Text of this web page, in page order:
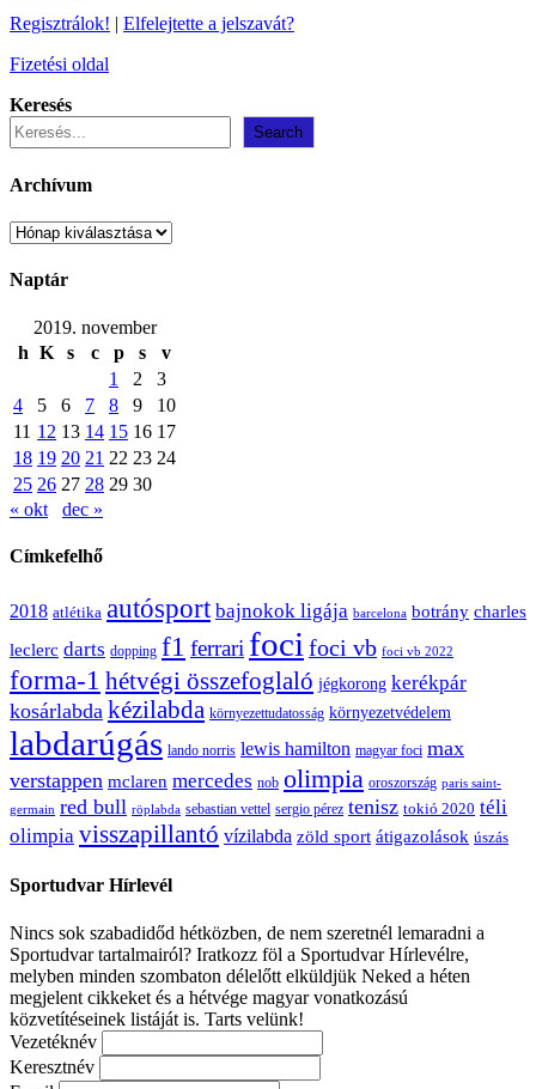
Regisztrálok! | Elfelejtette a jelszavát?
Fizetési oldal
Keresés
Search
Archívum
Archívum
Naptár
2019. november
h K s c p s
v
1
2
3
4
5 6 7 8 9
10
11 12 13 14 15 16 17
18 19 20 21 22 23 24
25 26 27 28 29 30
« okt
dec »
Címkefelhő
2018 atlétika autósport bajnokok ligája barcelona botrány charles
leclerc darts dopping f1 ferrari foci foci vb foci vb 2022
forma-1 hétvégi összefoglaló jégkorong kerékpár
kosárlabda kézilabda környezettudatosság környezetvédelem
labdarúgás lando norris lewis hamilton magyar foci max
verstappen mclaren mercedes nob olimpia oroszország paris saint-
germain red bull röplabda sebastian vettel sergio pérez tenisz tokió 2020 téli
olimpia visszapillantó vízilabda zöld sport átigazolások úszás
Sportudvar Hírlevél
Nincs sok szabadidőd hétközben, de nem szeretnél lemaradni a
Sportudvar tartalmairól? Iratkozz föl a Sportudvar Hírlevélre,
melyben minden szombaton délelőtt elküldjük Neked a héten
megjelent cikkeket és a hétvége magyar vonatkozású
közvetítéseinek listáját is. Tarts velünk!
Vezetéknév
Keresztnév